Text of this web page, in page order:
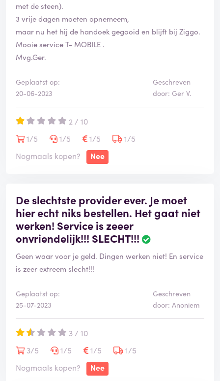
met de steen).
3 vrije dagen moeten opnemeem,
maar nu het hij de handoek gegooid en blijft bij Ziggo.
Mooie service T- MOBILE .
Mvg.Ger.
Geplaatst op:
20-06-2023
Geschreven
door: Ger V.
2 / 10
1/5
1/5 1/5
1/5
Nogmaals kopen?
Nee
De slechtste provider ever. Je moet
hier echt niks bestellen. Het gaat niet
werken! Service is zeeer
onvriendelijk!!! SLECHT!!!
Geen waar voor je geld. Dingen werken niet! En service
is zeer extreem slecht!!!
Geplaatst op:
25-07-2023
Geschreven
door: Anoniem
3 / 10
3/5
1/5 1/5
1/5
Nogmaals kopen?
Nee